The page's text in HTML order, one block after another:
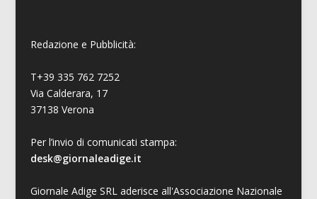
Redazione e Pubblicità:
T+39 335 762 7252
Via Calderara, 17
37138 Verona
Per l’invio di comunicati stampa:
desk@giornaleadige.it
Giornale Adige SRL aderisce all'Associazione Nazionale